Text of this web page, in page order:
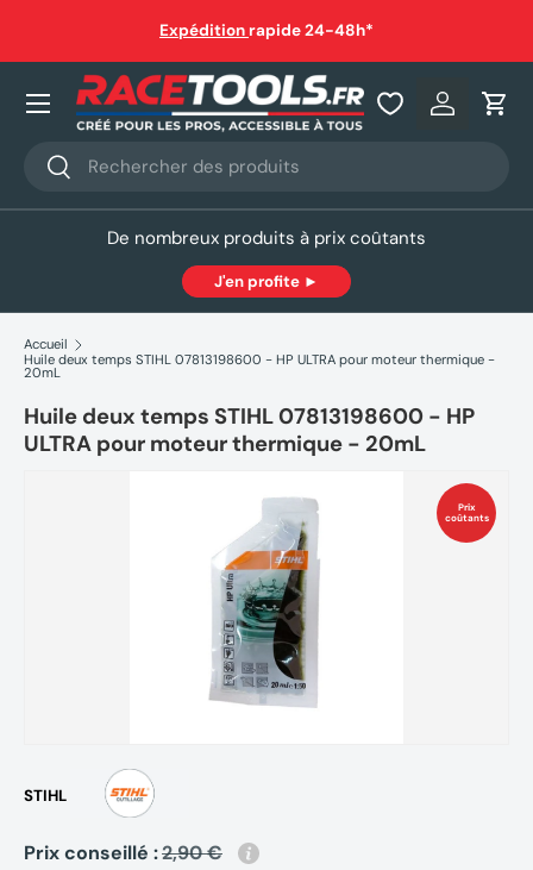
Aller au contenu
Recherche
Rechercher
Se
Nos produits
De nombreux produits à prix coûtants
J'en profite ►
Accueil
Huile deux temps STIHL 07813198600 - HP ULTRA pour moteur thermique -
20mL
Huile deux temps STIHL 07813198600 - HP
ULTRA pour moteur thermique - 20mL
Prix
coûtants
STIHL
Prix conseillé :2,90 €